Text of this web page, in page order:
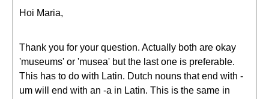
Hoi Maria,
Thank you for your question. Actually both are okay
'museums' or 'musea' but the last one is preferable.
This has to do with Latin. Dutch nouns that end with -
um will end with an -a in Latin. This is the same in